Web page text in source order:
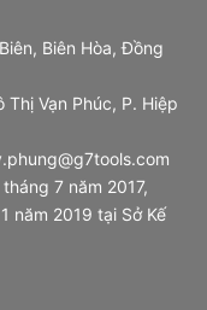
Biên Hòa, Đồng
Vạn Phúc, P. Hiệp
7 năm 2017,
năm 2019 tại Sở Kế